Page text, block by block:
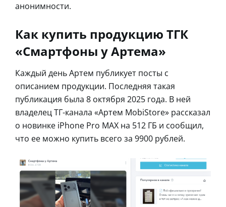
анонимности.
Как купить продукцию ТГК
«Смартфоны у Артема»
Каждый день Артем публикует посты с
описанием продукции. Последняя такая
публикация была 8 октября 2025 года. В ней
владелец ТГ-канала «Артем MobiStore» рассказал
о новинке iPhone Pro MAX на 512 ГБ и сообщил,
что ее можно купить всего за 9900 рублей.